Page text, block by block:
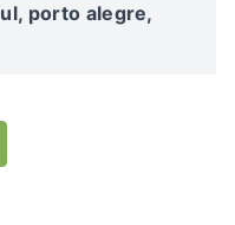
porto alegre,